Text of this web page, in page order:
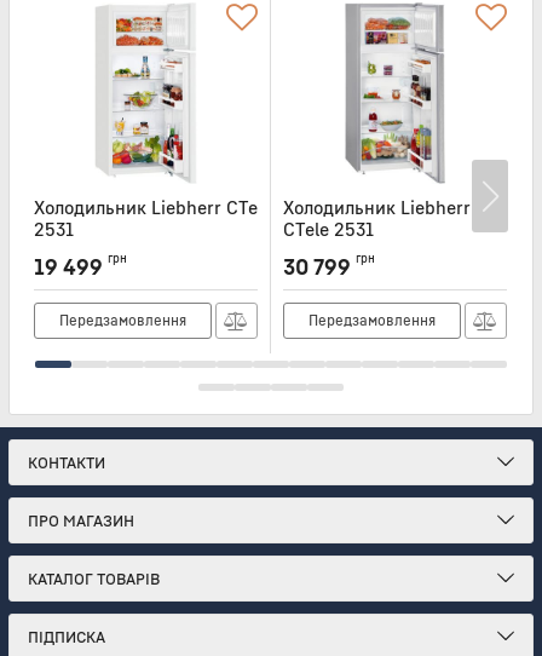
Холодильник Liebherr CTe
2531
CTE2531
19 499 грн
Передзамовлення
Холодильник Liebherr
CTele 2531
CTELE2531
30 799 грн
Передзамовлення
КОНТАКТИ
ПРО МАГАЗИН
КАТАЛОГ ТОВАРІВ
ПІДПИСКА